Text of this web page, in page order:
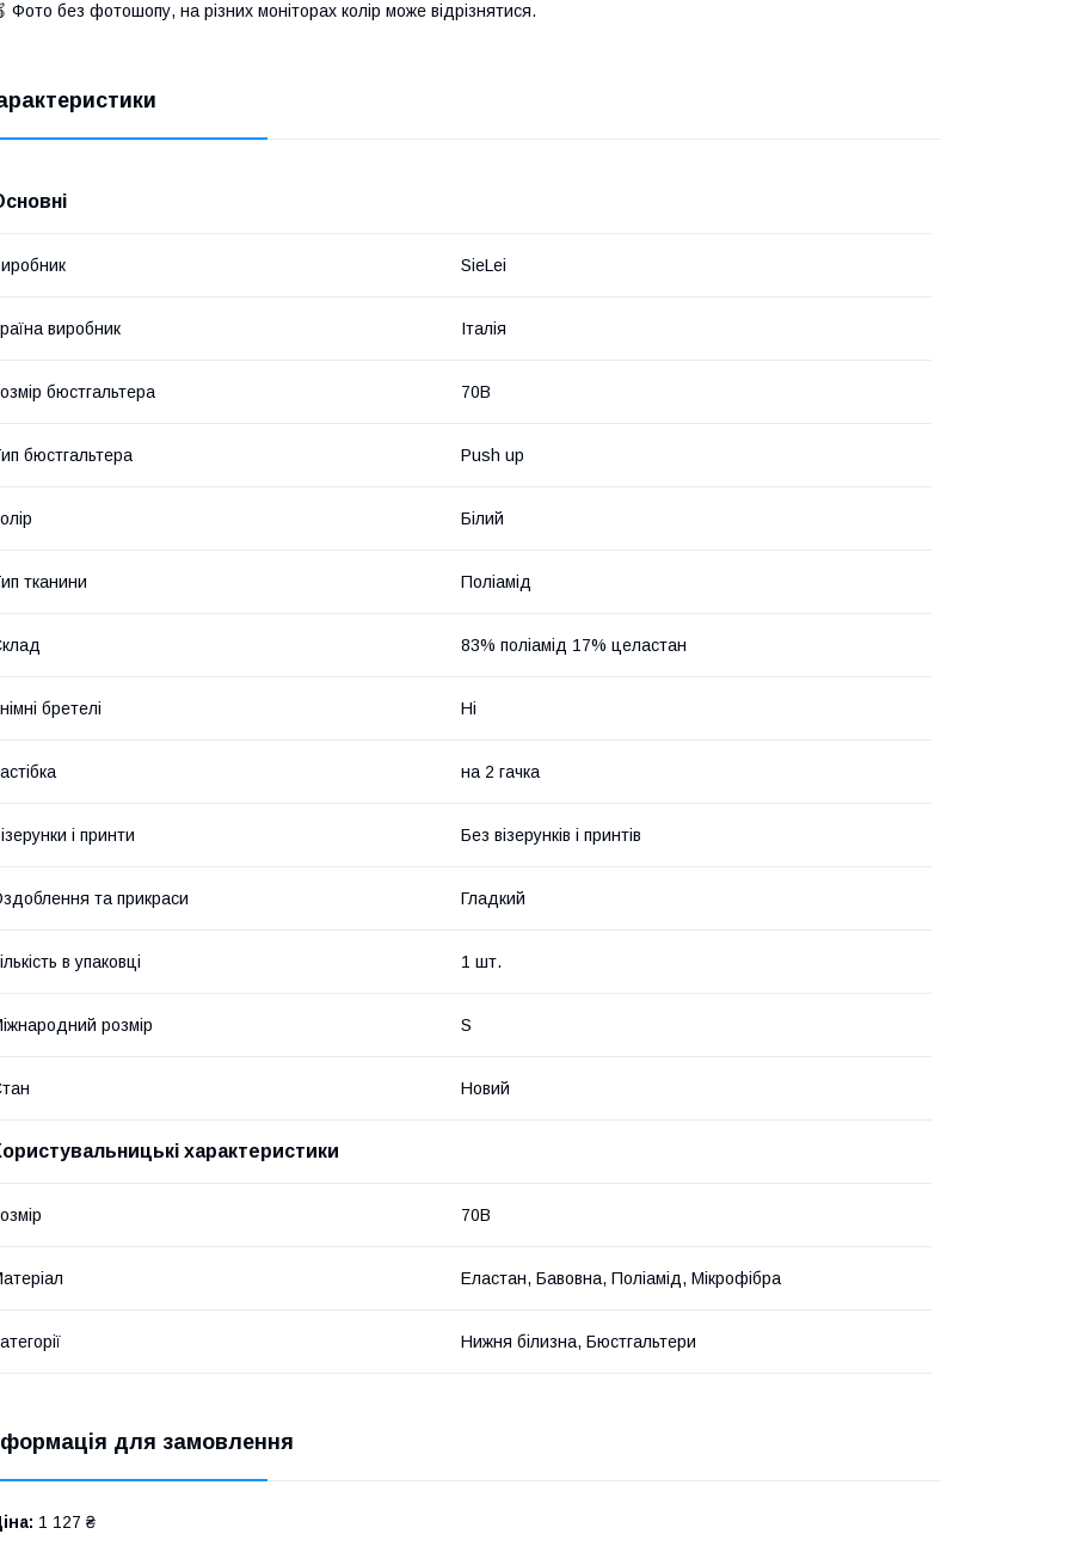
Фото без фотошопу, на різних моніторах колір може відрізнятися.
SieLei
виробник Італія
бюстгальтера 70B
бюстгальтера Push up
Білий
тканини Поліамід
83% поліамід 17% целастан
бретелі Ні
на 2 гачка
і принти Без візерунків і принтів
та прикраси Гладкий
в упаковці 1 шт.
розмір S
Новий
характеристики
70B
Еластан, Бавовна, Поліамід, Мікрофібра
Нижня білизна, Бюстгальтери
для замовлення
1 127 ₴